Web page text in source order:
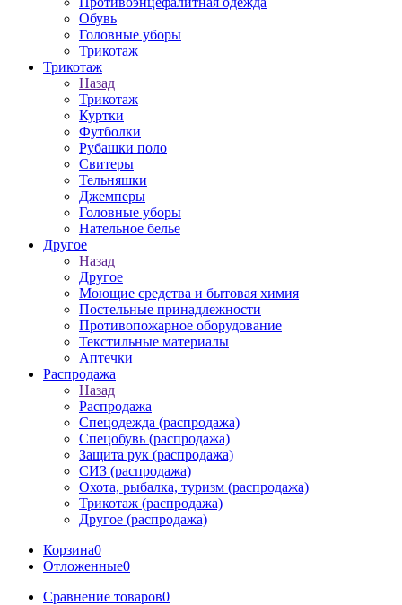
Обувь
Головные уборы
Трикотаж
Трикотаж
Назад
Трикотаж
Куртки
Футболки
Рубашки поло
Свитеры
Тельняшки
Джемперы
Головные уборы
Нательное белье
Другое
Назад
Другое
Моющие средства и бытовая химия
Постельные принадлежности
Противопожарное оборудование
Текстильные материалы
Аптечки
Распродажа
Назад
Распродажа
Спецодежда (распродажа)
Спецобувь (распродажа)
Защита рук (распродажа)
СИЗ (распродажа)
Охота, рыбалка, туризм (распродажа)
Трикотаж (распродажа)
Другое (распродажа)
Корзина0
Отложенные0
Сравнение товаров0